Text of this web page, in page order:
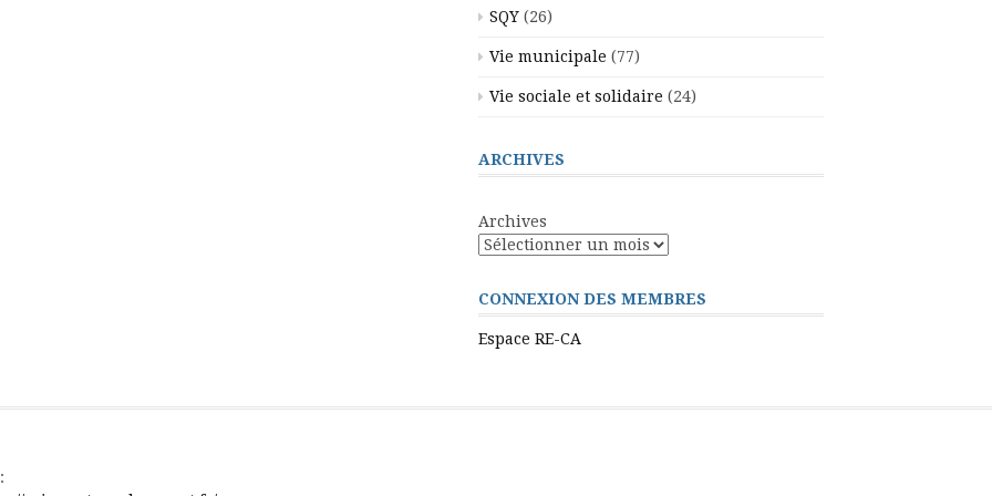
SQY (26)
Vie municipale (77)
Vie sociale et solidaire (24)
ARCHIVES
Archives
CONNEXION DES MEMBRES
Espace RE-CA